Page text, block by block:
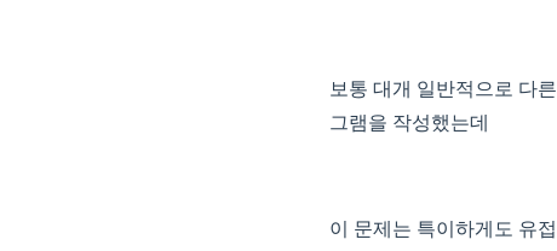
보통 대개 일반적으로 다
그램을 작성했는데
이 문제는 특이하게도 유